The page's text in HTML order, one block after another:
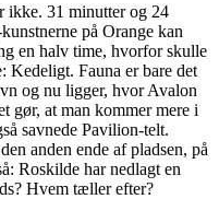
ikke. 31 minutter og 24
på Orange kan
en halv time, hvorfor skulle
Kedeligt. Fauna er bare det
og nu ligger, hvor Avalon
gør, at man kommer mere i
savnede Pavilion-telt.
anden ende af pladsen, på
Roskilde har nedlagt en
Hvem tæller efter?